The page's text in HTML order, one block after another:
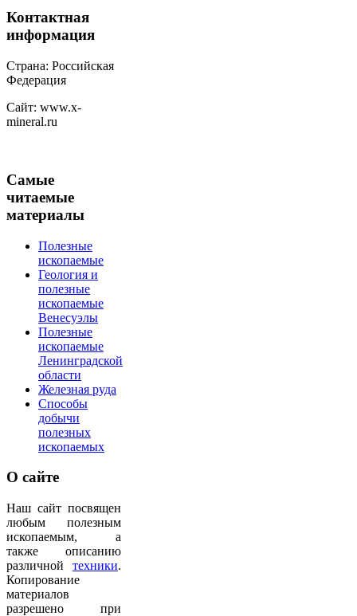
Контактная
информация
Страна: Российская
Федерация
Сайт: www.x-
mineral.ru
Самые
читаемые
материалы
Полезные
ископаемые
Геология и
полезные
ископаемые
Венесуэлы
Полезные
ископаемые
Ленинградской
области
Железная руда
Способы
добычи
полезных
ископаемых
О сайте
Наш сайт посвящен
любым полезным
ископаемым, а
также описанию
различной техники.
Копирование
материалов
разрешено при